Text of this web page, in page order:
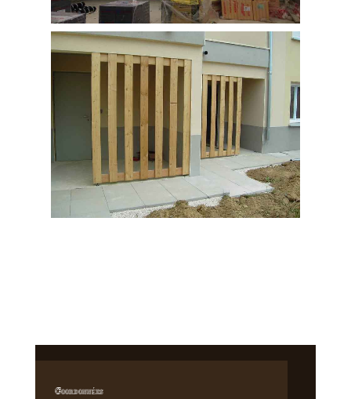
Coordonnées